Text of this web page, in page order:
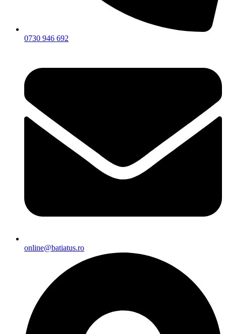
0730 946 692
online@batiatus.ro